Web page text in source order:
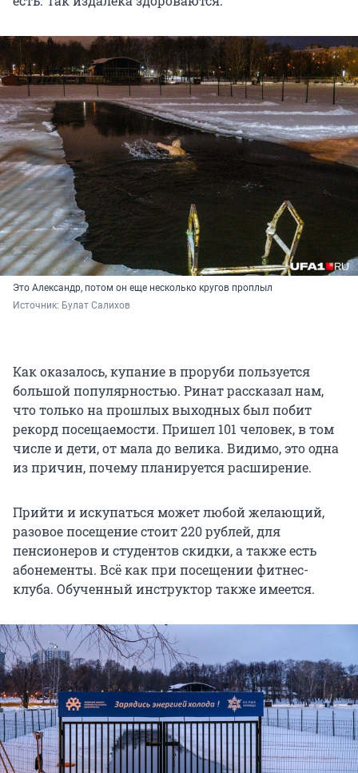
Это Александр, потом он еще несколько кругов проплыл
Источник: Булат Салихов
Как оказалось, купание в проруби пользуется
большой популярностью. Ринат рассказал нам,
что только на прошлых выходных был побит
рекорд посещаемости. Пришел 101 человек, в том
числе и дети, от мала до велика. Видимо, это одна
из причин, почему планируется расширение.
Прийти и искупаться может любой желающий,
разовое посещение стоит 220 рублей, для
пенсионеров и студентов скидки, а также есть
абонементы. Всё как при посещении фитнес-
клуба. Обученный инструктор также имеется.